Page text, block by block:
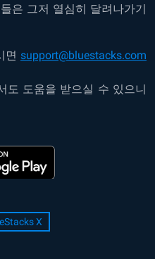
은 그저 열심히 달려나가기
면 support@bluestacks.com
도 도움을 받으실 수 있으니
X